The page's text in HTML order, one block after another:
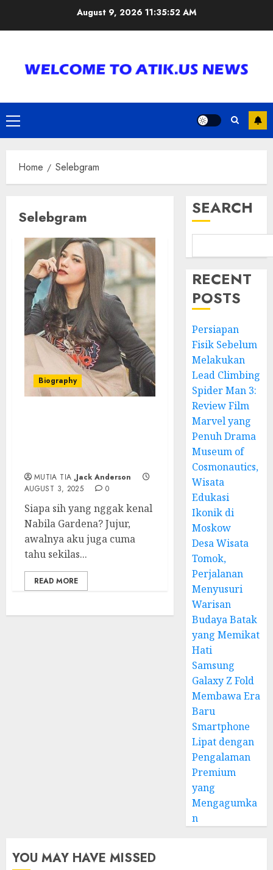
August 9, 2026 11:35:52 AM
Primary
Menu
Home Selebgram
Selebgram
Biography
MUTIA TIA ,Jack Anderson
AUGUST 3, 2025
0
Siapa sih yang nggak kenal
Nabila Gardena? Jujur,
awalnya aku juga cuma
tahu sekilas...
READ MORE
SEARCH
RECENT
POSTS
Persiapan
Fisik Sebelum
Melakukan
Lead Climbing
Spider Man 3:
Review Film
Marvel yang
Penuh Drama
Museum of
Cosmonautics,
Wisata
Edukasi
Ikonik di
Moskow
Desa Wisata
Tomok,
Perjalanan
Menyusuri
Warisan
Budaya Batak
yang Memikat
Hati
Samsung
Galaxy Z Fold
Membawa Era
Baru
Smartphone
Lipat dengan
Pengalaman
Premium
yang
Mengagumka
n
YOU MAY HAVE MISSED